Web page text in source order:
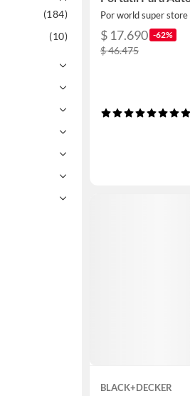
(184)
(10)
Por world super store
$ 17.690 -62%
$ 46.475
BLACK+DECKER